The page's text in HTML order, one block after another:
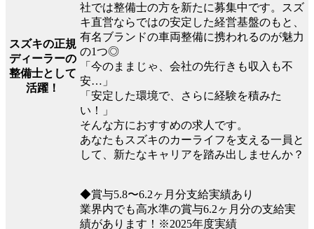
スズキの正規
ディーラーの
整備士として
活躍！
社では整備士の方を新たに募集中です。スズ
キ直営ならではの安定した経営基盤のもと、
有名ブランドの車両整備に携われるのが魅力
の1つ◎
「今のままじゃ、会社の先行きも収入も不
安…」
「安定した環境で、さらに経験を積みた
い！」
そんな方におすすめの求人です。
あなたもスズキのカーライフを支える一員と
して、新たなキャリアを踏み出しませんか？
◆賞与5.8〜6.2ヶ月分支給実績あり
業界内でも高水準の賞与6.2ヶ月分の支給実
績があります！※2025年度実績